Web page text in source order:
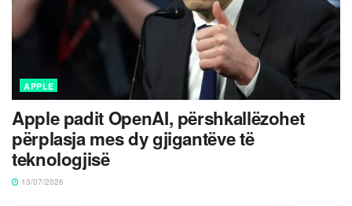
APPLE
Apple padit OpenAI, përshkallëzohet
përplasja mes dy gjigantëve të
teknologjisë
13/07/2026